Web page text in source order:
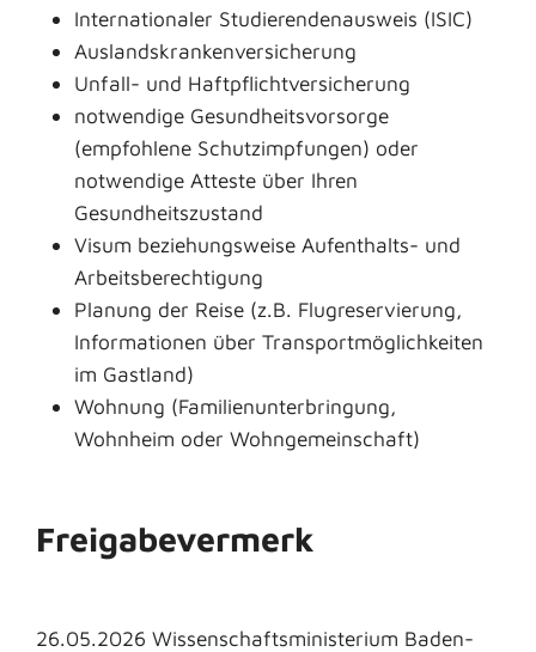
Internationaler Studierendenausweis (ISIC)
Auslandskrankenversicherung
Unfall- und Haftpflichtversicherung
notwendige Gesundheitsvorsorge
(empfohlene Schutzimpfungen) oder
notwendige Atteste über Ihren
Gesundheitszustand
Visum beziehungsweise Aufenthalts- und
Arbeitsberechtigung
Planung der Reise (z.B. Flugreservierung,
Informationen über Transportmöglichkeiten
im Gastland)
Wohnung (Familienunterbringung,
Wohnheim oder Wohngemeinschaft)
Freigabevermerk
26.05.2026 Wissenschaftsministerium Baden-